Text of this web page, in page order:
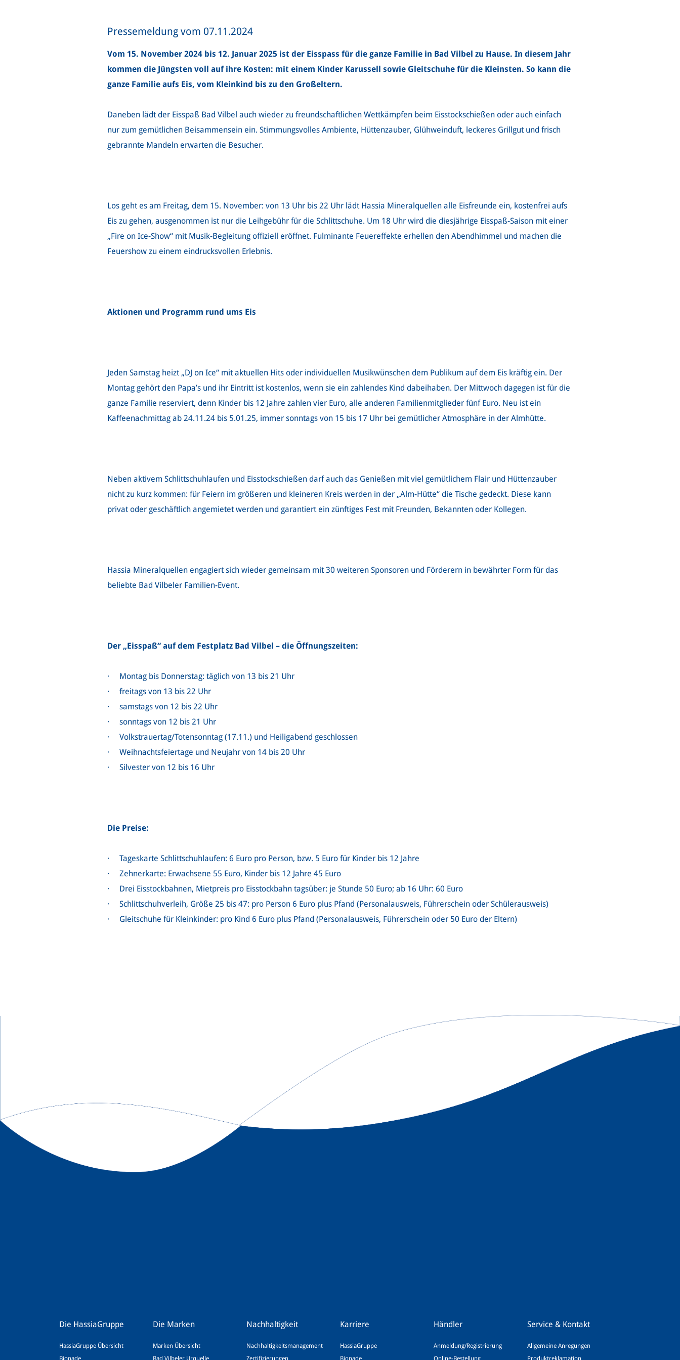
Pressemeldung vom 07.11.2024
Vom 15. November 2024 bis 12. Januar 2025 ist der Eisspass für die ganze Familie in Bad Vilbel zu Hause. In diesem Jahr
kommen die Jüngsten voll auf ihre Kosten: mit einem Kinder Karussell sowie Gleitschuhe für die Kleinsten. So kann die
ganze Familie aufs Eis, vom Kleinkind bis zu den Großeltern.
Daneben lädt der Eisspaß Bad Vilbel auch wieder zu freundschaftlichen Wettkämpfen beim Eisstockschießen oder auch einfach
nur zum gemütlichen Beisammensein ein. Stimmungsvolles Ambiente, Hüttenzauber, Glühweinduft, leckeres Grillgut und frisch
gebrannte Mandeln erwarten die Besucher.
Los geht es am Freitag, dem 15. November: von 13 Uhr bis 22 Uhr lädt Hassia Mineralquellen alle Eisfreunde ein, kostenfrei aufs
Eis zu gehen, ausgenommen ist nur die Leihgebühr für die Schlittschuhe. Um 18 Uhr wird die diesjährige Eisspaß-Saison mit einer
„Fire on Ice-Show“ mit Musik-Begleitung offiziell eröffnet. Fulminante Feuereffekte erhellen den Abendhimmel und machen die
Feuershow zu einem eindrucksvollen Erlebnis.
Aktionen und Programm rund ums Eis
Jeden Samstag heizt „DJ on Ice“ mit aktuellen Hits oder individuellen Musikwünschen dem Publikum auf dem Eis kräftig ein. Der
Montag gehört den Papa’s und ihr Eintritt ist kostenlos, wenn sie ein zahlendes Kind dabeihaben. Der Mittwoch dagegen ist für die
ganze Familie reserviert, denn Kinder bis 12 Jahre zahlen vier Euro, alle anderen Familienmitglieder fünf Euro. Neu ist ein
Kaffeenachmittag ab 24.11.24 bis 5.01.25, immer sonntags von 15 bis 17 Uhr bei gemütlicher Atmosphäre in der Almhütte.
Neben aktivem Schlittschuhlaufen und Eisstockschießen darf auch das Genießen mit viel gemütlichem Flair und Hüttenzauber
nicht zu kurz kommen: für Feiern im größeren und kleineren Kreis werden in der „Alm-Hütte“ die Tische gedeckt. Diese kann
privat oder geschäftlich angemietet werden und garantiert ein zünftiges Fest mit Freunden, Bekannten oder Kollegen.
Hassia Mineralquellen engagiert sich wieder gemeinsam mit 30 weiteren Sponsoren und Förderern in bewährter Form für das
beliebte Bad Vilbeler Familien-Event.
Der „Eisspaß“ auf dem Festplatz Bad Vilbel – die Öffnungszeiten:
· Montag bis Donnerstag: täglich von 13 bis 21 Uhr
· freitags von 13 bis 22 Uhr
· samstags von 12 bis 22 Uhr
· sonntags von 12 bis 21 Uhr
· Volkstrauertag/Totensonntag (17.11.) und Heiligabend geschlossen
· Weihnachtsfeiertage und Neujahr von 14 bis 20 Uhr
· Silvester von 12 bis 16 Uhr
Die Preise:
· Tageskarte Schlittschuhlaufen: 6 Euro pro Person, bzw. 5 Euro für Kinder bis 12 Jahre
· Zehnerkarte: Erwachsene 55 Euro, Kinder bis 12 Jahre 45 Euro
· Drei Eisstockbahnen, Mietpreis pro Eisstockbahn tagsüber: je Stunde 50 Euro; ab 16 Uhr: 60 Euro
· Schlittschuhverleih, Größe 25 bis 47: pro Person 6 Euro plus Pfand (Personalausweis, Führerschein oder Schülerausweis)
· Gleitschuhe für Kleinkinder: pro Kind 6 Euro plus Pfand (Personalausweis, Führerschein oder 50 Euro der Eltern)
Die HassiaGruppe
HassiaGruppe Übersicht
Bionade
Die Marken
Marken Übersicht
Bad Vilbeler Urquelle
Nachhaltigkeit
Nachhaltigkeitsmanagement
Zertifizierungen
Karriere
HassiaGruppe
Bionade
Händler
Anmeldung/Registrierung
Online-Bestellung
Service & Kontakt
Allgemeine Anregungen
Produktreklamation